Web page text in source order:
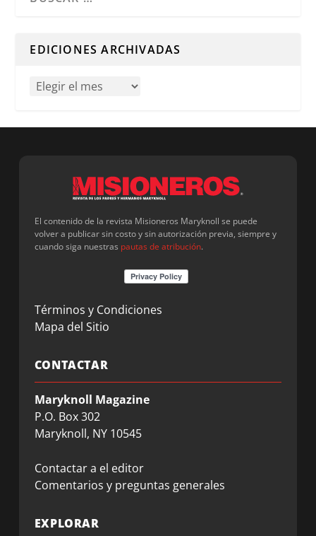
EDICIONES ARCHIVADAS
El contenido de la revista Misioneros Maryknoll se puede
volver a publicar sin costo y sin autorización previa, siempre y
cuando siga nuestras pautas de atribución.
Términos y Condiciones
Mapa del Sitio
CONTACTAR
Maryknoll Magazine
P.O. Box 302
Maryknoll, NY 10545
Contactar a el editor
Comentarios y preguntas generales
EXPLORAR